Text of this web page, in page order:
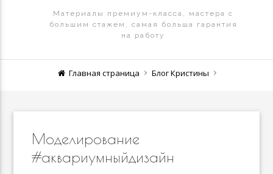
Материалы премиум-класса, мастера с
большим стажем, самая больша гарантия
на работу
Главная страница Блог Кристины
Моделирование
#аквариумныйдизайн